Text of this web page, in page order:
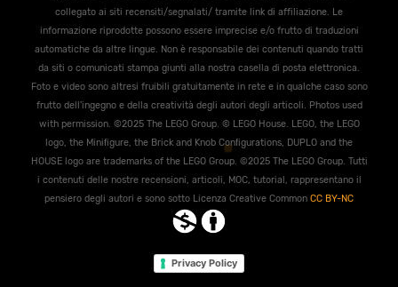
collegato ai siti recensiti/segnalati/ tramite link di affiliazione. Le
informazione riprodotte possono essere imprecise e/o frutto di traduzioni
automatiche da altre lingue. Non è responsabile dei contenuti quando tratti
da siti o comunicati stampa giunti alla nostra casella di posta elettronica.
Foto e video sono altresi fruibili gratuitamente in rete e in qualche caso sono
frutto dell'ingegno e della creatività degli autori degli articoli. Photos used
with permission. ©2025 The LEGO Group. © LEGO House. LEGO, the LEGO
logo, the Miniﬁgure, the Brick and Knob Conﬁgurations, DUPLO and the
HOUSE logo are trademarks of the LEGO Group. ©2025 The LEGO Group. Tutti
i contenuti delle nostre recensioni, articoli, MOC, tutorial, rappresentano il
pensiero degli autori e sono sotto Licenza Creative Common CC BY-NC
Privacy Policy